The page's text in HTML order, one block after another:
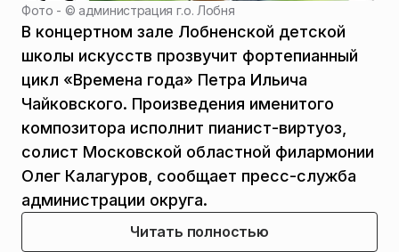
Фото - ©администрация г.о. Лобня
В концертном зале Лобненской детской
школы искусств прозвучит фортепианный
цикл «Времена года» Петра Ильича
Чайковского. Произведения именитого
композитора исполнит пианист-виртуоз,
солист Московской областной филармонии
Олег Калагуров, сообщает пресс-служба
администрации округа.
Читать полностью